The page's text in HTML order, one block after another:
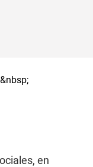
en